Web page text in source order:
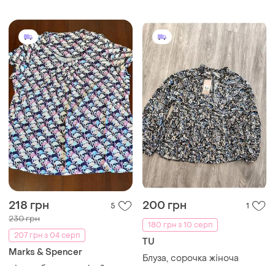
218 грн 5
230 грн
207 грн з 04 серп
Marks & Spencer
200 грн
1
180 грн з 10 серп
TU
Блуза, сорочка жіноча